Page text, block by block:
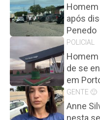
após
Penedo
POLICIAL
Homem
de se
em
GENTE 🙂
Anne
nesta